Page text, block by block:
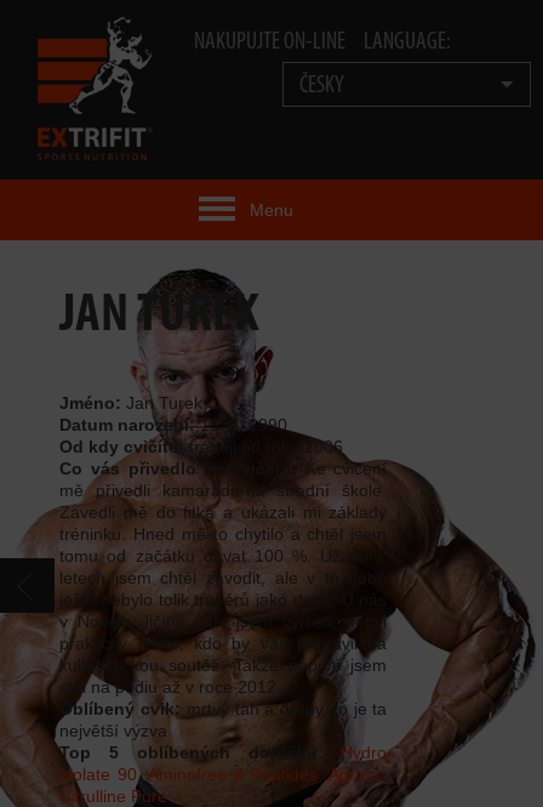
NAKUPUJTE ON-LINE
LANGUAGE:
ČESKY
Menu
PRODUKTY
TECHNOLOGIE
EXTRIFIT® TEAM
VIDEA
KONTAKT
KATALOG
JAN TUREK
Jméno:Jan Turek
Datum narození:15. 3. 1990
Od kdy cvičíte:trénuji od roku 2006
Co vás přivedlo ke cvičení:
Ke cvičení
mě přivedli kamarádi na střední škole.
Zavedli mě do fitka a ukázali mi základy
tréninku. Hned mě to chytilo a chtěl jsem
tomu od začátku dávat 100 %. Už po 2
letech jsem chtěl závodit, ale v té době
ještě nebylo tolik trenérů jako dnes. U nás
v Novém Jičíně, kde jsem vyrostl, nebyl
prakticky nikdo, kdo by vás připravil na
kulturistickou soutěž. Takže poprvé jsem
stál na pódiu až v roce 2012.
Oblíbený cvik: mrtvý tah a dřepy, to je ta
největší výzva
Top 5 oblíbených doplňků:
Hydro
Isolate 90, Aminofree & Peptides ,Agrezz
Citrulline Pure